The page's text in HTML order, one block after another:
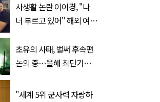
‘거장’
사생활 논란 이이경, "나
너 부르고 있어" 해외 여배
초유의 사태, 벌써 후속편
논의 중…올해 최단기간
정체
"세계 5위 군사력 자랑하